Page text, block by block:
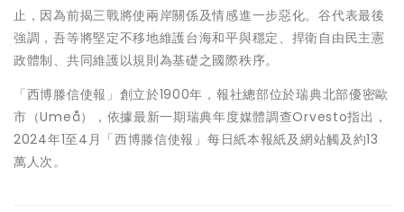
止，因為前揭三戰將使兩岸關係及情感進一步惡化。谷代表最後
強調，吾等將堅定不移地維護台海和平與穩定、捍衛自由民主憲
政體制、共同維護以規則為基礎之國際秩序。
「西博滕信使報」創立於1900年，報社總部位於瑞典北部優密歐
市（Umeå），依據最新一期瑞典年度媒體調查Orvesto指出，
2024年1至4月「西博滕信使報」每日紙本報紙及網站觸及約13
萬人次。